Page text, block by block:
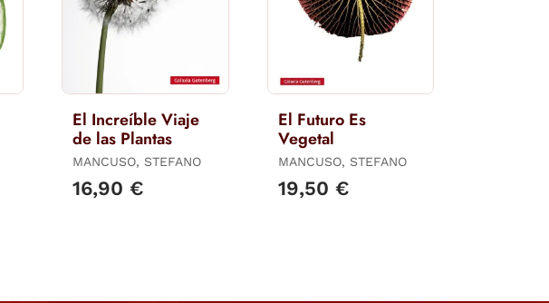
El Increíble Viaje
de las Plantas
MANCUSO, STEFANO
16,90 €
El Futuro Es
Vegetal
MANCUSO, STEFANO
19,50 €